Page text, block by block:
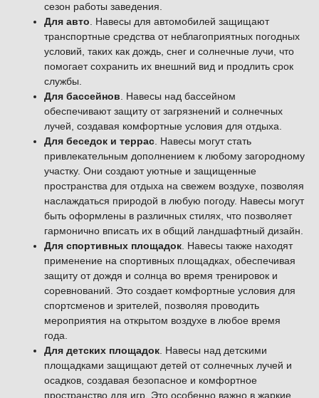
сезон работы заведения.
Для авто . Навесы для автомобилей защищают
транспортные средства от неблагоприятных погодных
условий, таких как дождь, снег и солнечные лучи, что
помогает сохранить их внешний вид и продлить срок
службы.
Для бассейнов . Навесы над бассейном
обеспечивают защиту от загрязнений и солнечных
лучей, создавая комфортные условия для отдыха.
Для беседок и террас . Навесы могут стать
привлекательным дополнением к любому загородному
участку. Они создают уютные и защищенные
пространства для отдыха на свежем воздухе, позволяя
наслаждаться природой в любую погоду. Навесы могут
быть оформлены в различных стилях, что позволяет
гармонично вписать их в общий ландшафтный дизайн.
Для спортивных площадок . Навесы также находят
применение на спортивных площадках, обеспечивая
защиту от дождя и солнца во время тренировок и
соревнований. Это создает комфортные условия для
спортсменов и зрителей, позволяя проводить
мероприятия на открытом воздухе в любое время
года.
Для детских площадок . Навесы над детскими
площадками защищают детей от солнечных лучей и
осадков, создавая безопасное и комфортное
пространство для игр. Это особенно важно в жаркие